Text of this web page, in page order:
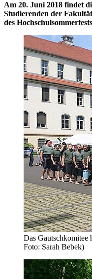
Am 20. Juni 2018 findet
Studierenden der
des Hochschulsommerfests
Das Gautschkomitee
Foto: Sarah Bebek)